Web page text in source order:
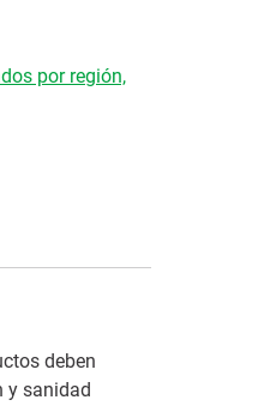
por región,
deben
y sanidad